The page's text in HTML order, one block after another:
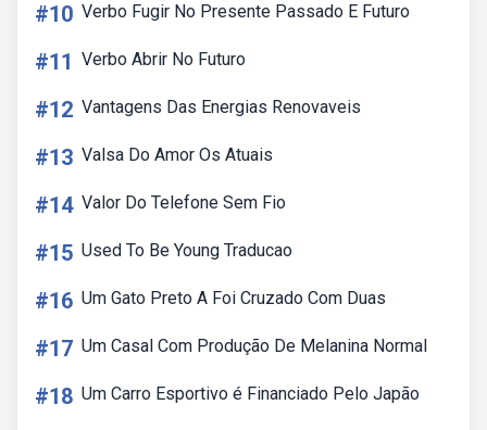
#10 Verbo Fugir No Presente Passado E Futuro
#11 Verbo Abrir No Futuro
#12 Vantagens Das Energias Renovaveis
#13 Valsa Do Amor Os Atuais
#14 Valor Do Telefone Sem Fio
#15 Used To Be Young Traducao
#16 Um Gato Preto A Foi Cruzado Com Duas
#17 Um Casal Com Produção De Melanina Normal
#18 Um Carro Esportivo é Financiado Pelo Japão